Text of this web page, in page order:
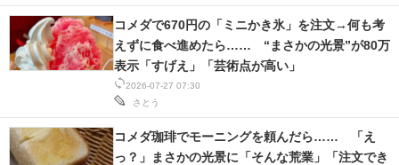
会員記事
注目記事を集めた総合ページ
ITの今と未来を見通す
2026-07-27 07:30
さとう
コメダで670円の「ミニかき氷」を注文→何も考
えずに食べ進めたら…… “まさかの光景”が80万
表示「すげえ」「芸術点が高い」
コメダ珈琲でモーニングを頼んだら…… 「え
っ？」まさかの光景に「そんな荒業」「注文でき